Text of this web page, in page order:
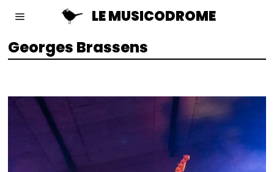
LE MUSICODROME
Georges Brassens